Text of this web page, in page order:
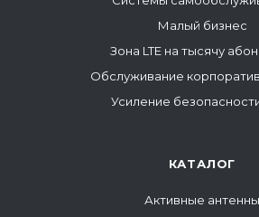
Малый бизнес
Зона LTE на тысячу
Обслуживание
Усиление
КАТАЛОГ
Активные антенны